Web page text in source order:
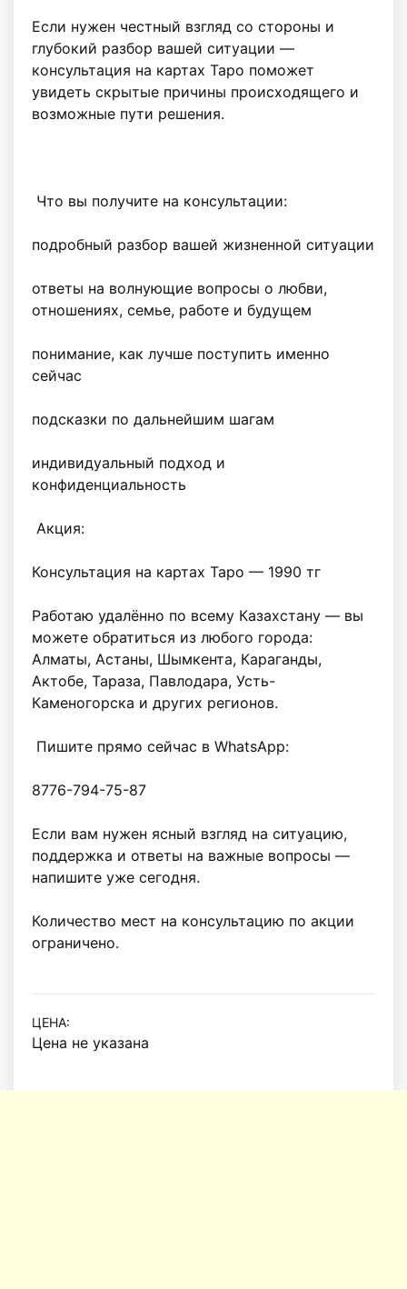
Если нужен честный взгляд со стороны и
глубокий разбор вашей ситуации —
консультация на картах Таро поможет
увидеть скрытые причины происходящего и
возможные пути решения.
подробный разбор вашей жизненной ситуации
ответы на волнующие вопросы о любви,
отношениях, семье, работе и будущем
понимание, как лучше поступить именно
сейчас
подсказки по дальнейшим шагам
индивидуальный подход и
конфиденциальность
Консультация на картах Таро — 1990 тг
Работаю удалённо по всему Казахстану — вы
можете обратиться из любого города:
Алматы, Астаны, Шымкента, Караганды,
Актобе, Тараза, Павлодара, Усть-
Каменогорска и других регионов.
8776-794-75-87
Если вам нужен ясный взгляд на ситуацию,
поддержка и ответы на важные вопросы —
напишите уже сегодня.
Количество мест на консультацию по акции
ограничено.
ЦЕНА:
Цена не указана